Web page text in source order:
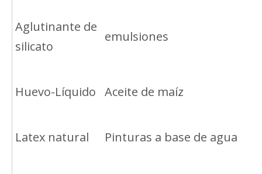
Aglutinante de
silicato
emulsiones
Huevo-Líquido Aceite de maíz
Latex natural Pinturas a base de agua